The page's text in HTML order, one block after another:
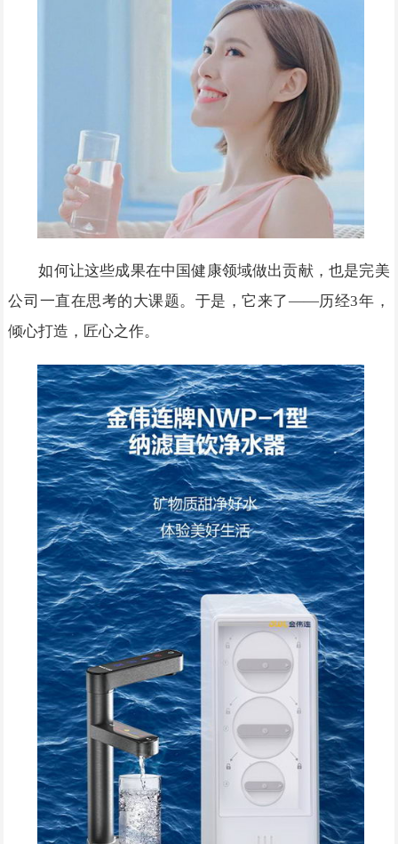
如何让这些成果在中国健康领域做出贡献，也是完美
公司一直在思考的大课题。于是，它来了——历经3年，
倾心打造，匠心之作。